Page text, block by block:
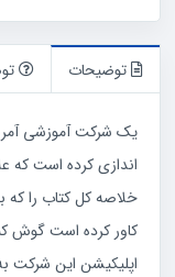
توضیحات
خلاصه کل کتاب را که
کاور کرده است گوش
اپلیکیشن این شرکت